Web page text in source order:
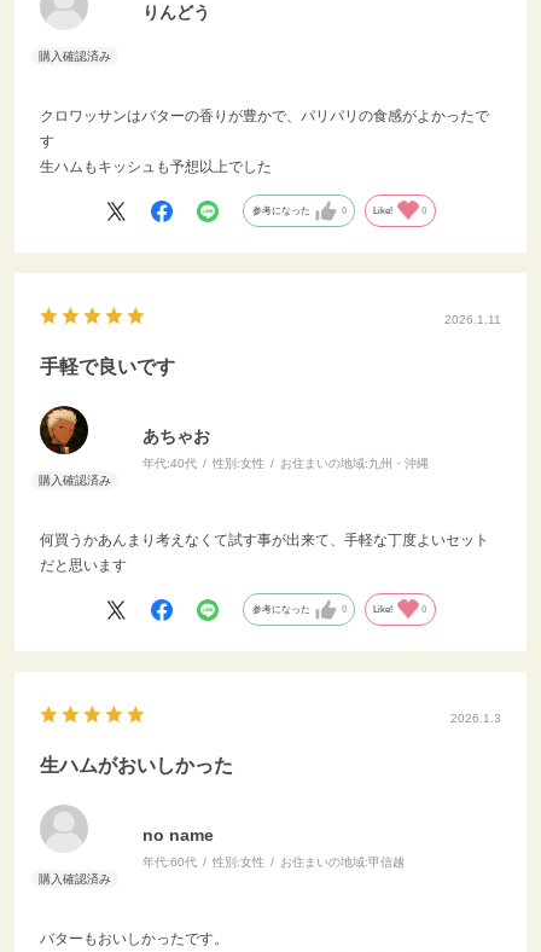
りんどう
クロワッサンはバターの香りが豊かで、パリパリの食感がよかったで
す
生ハムもキッシュも予想以上でした
参考になった 0 Like! 0
2026.1.11
手軽で良いです
あちゃお
年代:40代 性別:女性 お住まいの地域:九州・沖縄
何買うかあんまり考えなくて試す事が出来て、手軽な丁度よいセット
だと思います
参考になった 0 Like! 0
2026.1.3
生ハムがおいしかった
no name
年代:60代 性別:女性 お住まいの地域:甲信越
バターもおいしかったです。